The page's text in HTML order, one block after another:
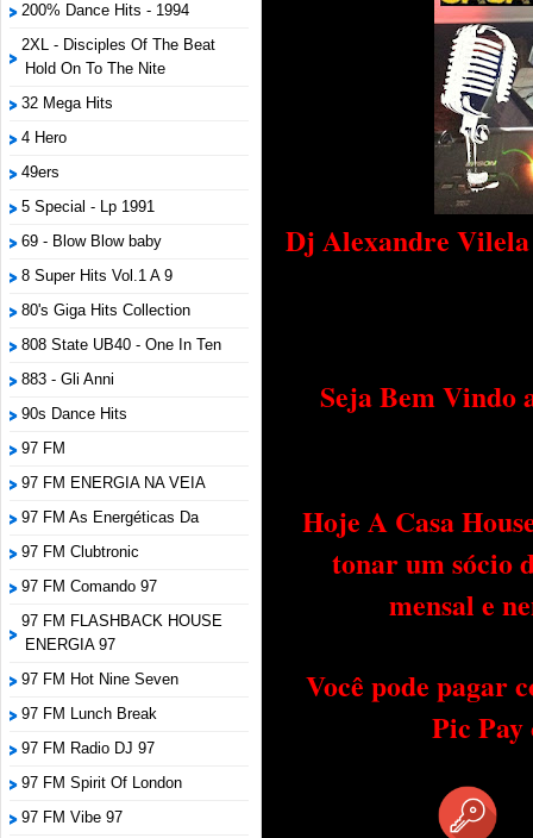
200% Dance Hits - 1994
2XL - Disciples Of The Beat
Hold On To The Nite
32 Mega Hits
4 Hero
49ers
5 Special - Lp 1991
69 - Blow Blow baby
8 Super Hits Vol.1 A 9
80's Giga Hits Collection
808 State UB40 - One In Ten
883 - Gli Anni
90s Dance Hits
97 FM
97 FM ENERGIA NA VEIA
97 FM As Energéticas Da
97 FM Clubtronic
97 FM Comando 97
97 FM FLASHBACK HOUSE
ENERGIA 97
97 FM Hot Nine Seven
97 FM Lunch Break
97 FM Radio DJ 97
97 FM Spirit Of London
97 FM Vibe 97
Dj Alexandre Vilela
Seja Bem Vindo
Hoje A Casa
tonar um sócio
mensal e
Você pode pagar
Pic